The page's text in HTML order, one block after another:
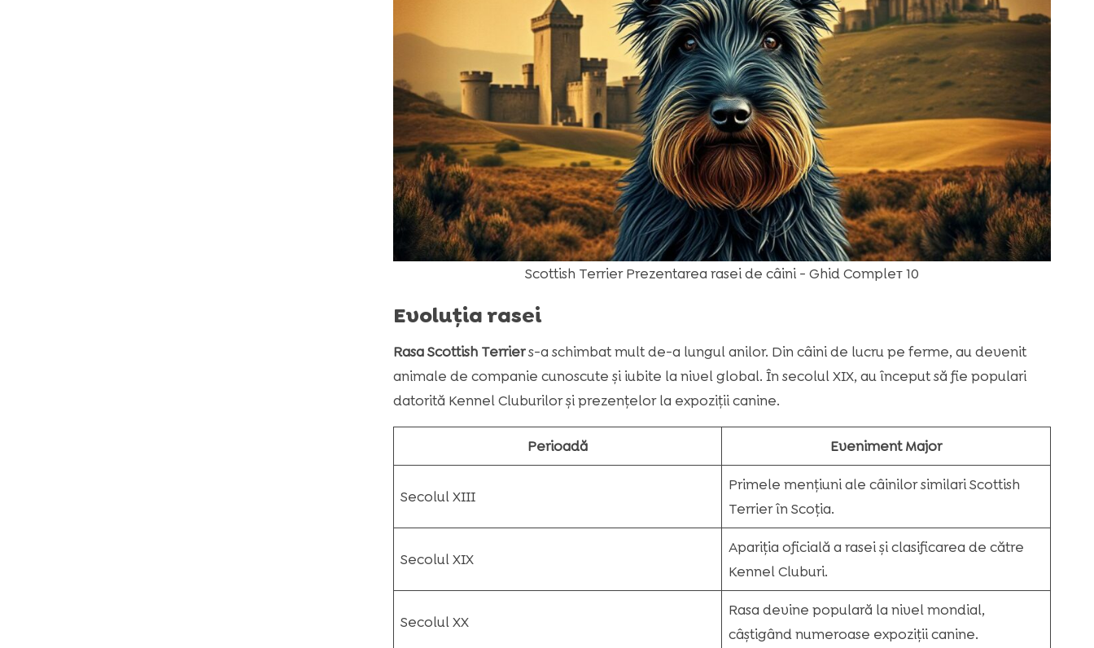
Scottish Terrier Prezentarea rasei de câini - Ghid Compleт 10
Evoluția rasei
Rasa Scottish Terriers-a schimbat mult de-a lungul anilor. Din câini de lucru pe ferme, au devenit
animale de companie cunoscute și iubite la nivel global. În secolul XIX, au început să fie populari
datorită Kennel Cluburilor și prezențelor la expoziții canine.
Perioadă Eveniment Major
Secolul XIII
Primele mențiuni ale câinilor similari Scottish
Terrier în Scoția.
Secolul XIX
Apariția oficială a rasei și clasificarea de către
Kennel Cluburi.
Secolul XX
Rasa devine populară la nivel mondial,
câștigând numeroase expoziții canine.